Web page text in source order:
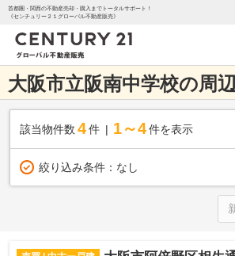
首都圏・関西の不動産売却・購入までトータルサポート！
《センチュリー２１グローバル不動産販売》
大阪市立阪南中学校の周
該当物件数 4件 1～4 件を表示
絞り込み条件： なし